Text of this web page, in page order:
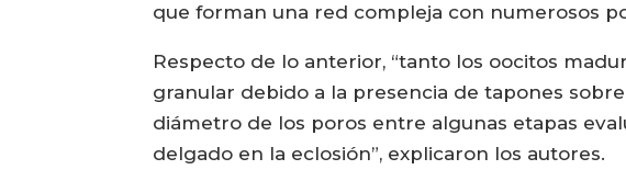
que forman una red compleja con numerosos
Respecto de lo anterior, “tanto los oocitos
granular debido a la presencia de tapones
diámetro de los poros entre algunas etapas
delgado en la eclosión”, explicaron los autores.